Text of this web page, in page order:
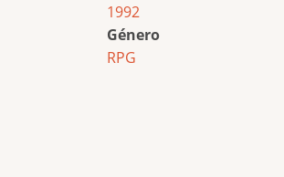
1992
Género
RPG